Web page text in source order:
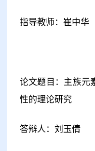
指导教师：崔中
论文题目：主族元
性的理论研究
答辩人：刘玉倩